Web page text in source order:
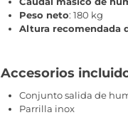
Peso neto: 180 kg
Altura recomendada
Accesorios
Conjunto salida de
Parrilla inox